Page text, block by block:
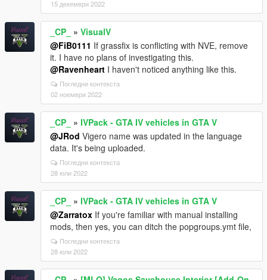
15 декември 2022
_CP_ » VisualV
@FiB0111 If grassfix is conflicting with NVE, remove
it. I have no plans of investigating this.
@Ravenheart I haven't noticed anything like this.
Погледни контекста
02 ноември 2022
_CP_ » IVPack - GTA IV vehicles in GTA V
@JRod Vigero name was updated in the language
data. It's being uploaded.
Погледни контекста
28 юли 2022
_CP_ » IVPack - GTA IV vehicles in GTA V
@Zarratox If you're familiar with manual installing
mods, then yes, you can ditch the popgroups.ymt file,
Погледни контекста
28 юли 2022